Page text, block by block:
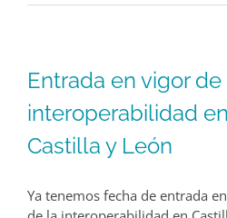
Entrada en vigor de
interoperabilidad en
Castilla y León
Ya tenemos fecha de entrada